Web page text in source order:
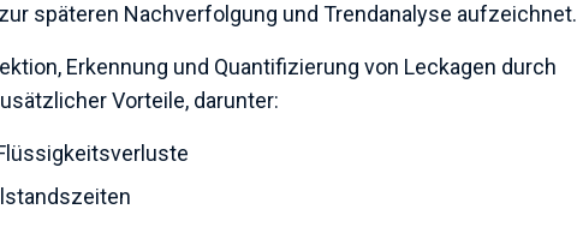
späteren Nachverfolgung und Trendanalyse aufzeichnet.
Erkennung und Quantifizierung von Leckagen durch
Vorteile, darunter: